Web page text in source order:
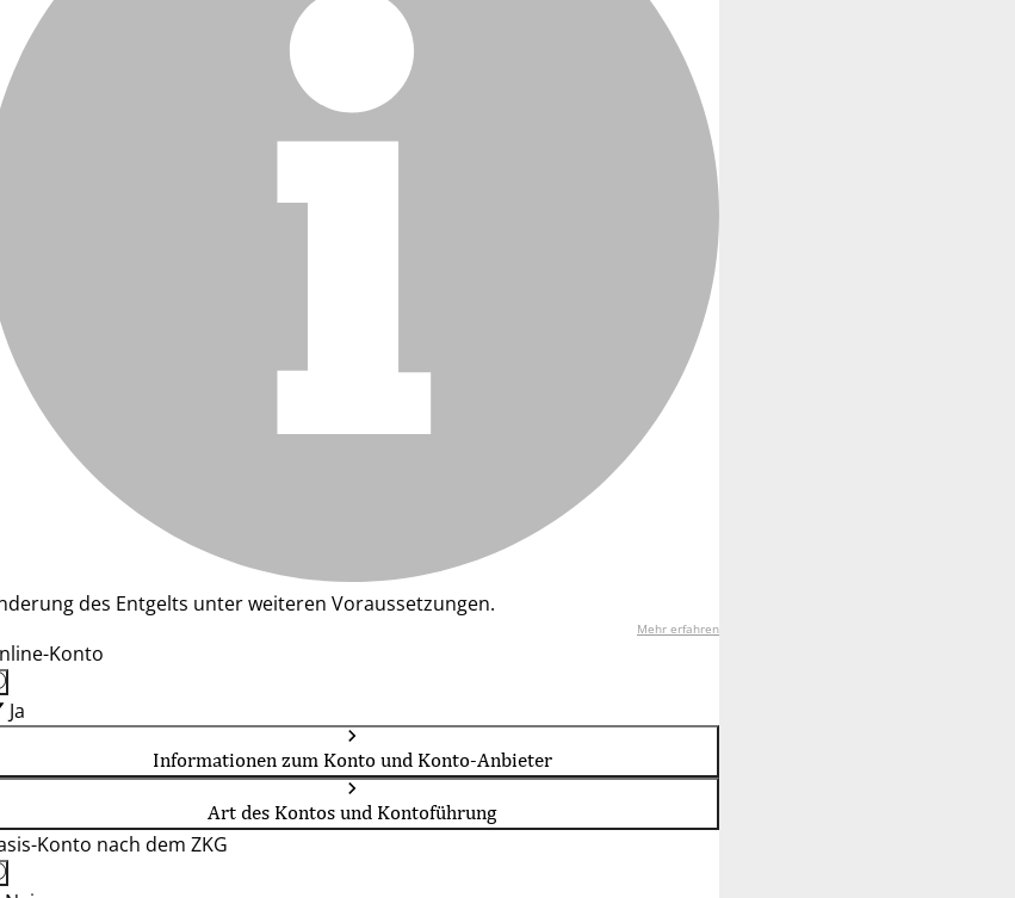
des Entgelts unter weiteren Voraussetzungen.
Mehr erfahren
Konto
Ja
Informationen zum Konto und Konto-Anbieter
Art des Kontos und Kontoführung
Konto nach dem ZKG